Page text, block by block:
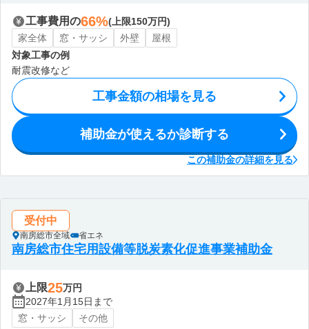
工事費用の66%(上限150万円)
家全体
窓・サッシ 外壁
屋根
対象工事の例
耐震改修など
工事金額の相場を見る
補助金が使えるか診断する
この補助金の詳細を見る
受付中
南房総市全域 省エネ
南房総市住宅用設備等脱炭素化促進事業補助金
上限25万円
2027年1月15日まで
窓・サッシ
その他